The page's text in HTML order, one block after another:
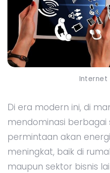
Internet
Di era modern ini, di
mendominasi berbagai
permintaan akan
meningkat, baik di
maupun sektor bisnis